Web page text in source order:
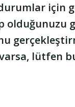
için
olduğunuzu
lütfen